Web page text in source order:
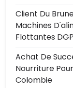
Client Du
Machines
Flottantes
Achat De
Nourriture
Colombie